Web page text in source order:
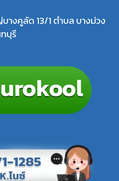
งคูลัด 13/1 ตำบล บางม่วง
บุรี